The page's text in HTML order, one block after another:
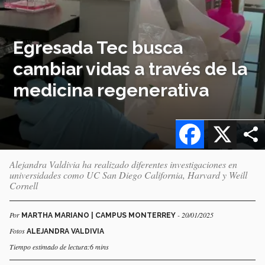
Egresada Tec busca
cambiar vidas a través de la
medicina regenerativa
X
Facebook
Alejandra Valdivia ha realizado diferentes investigaciones en
universidades como UC San Diego California, Harvard y Weill
Cornell
Por MARTHA MARIANO | CAMPUS MONTERREY - 20/01/2025
Fotos ALEJANDRA VALDIVIA
Tiempo estimado de lectura:6 mins